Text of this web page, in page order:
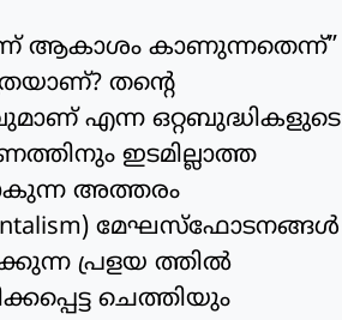
ആകാശം കാണുന്നതെന്ന്”
തന്റെ
എന്ന ഒറ്റബുദ്ധികളുടെ
ഇടമില്ലാത്ത
അത്തരം
മേഘസ്ഫോടനങ്ങൾ
പ്രളയ ത്തിൽ
ചെത്തിയും